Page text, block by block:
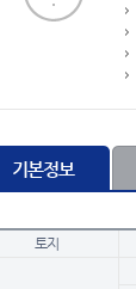
기본정보
토지